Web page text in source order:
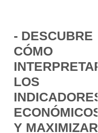
- DESCUBRE
CÓMO
INTERPRETAR
LOS
INDICADORES
ECONÓMICOS
Y MAXIMIZAR